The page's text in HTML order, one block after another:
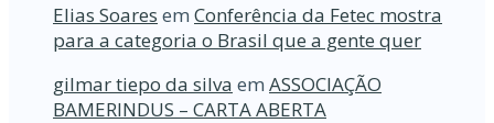
Elias Soares em Conferência da Fetec mostra
para a categoria o Brasil que a gente quer
gilmar tiepo da silva em ASSOCIAÇÃO
BAMERINDUS – CARTA ABERTA